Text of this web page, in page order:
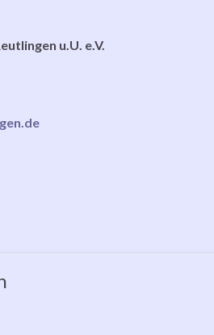
u.U. e.V.